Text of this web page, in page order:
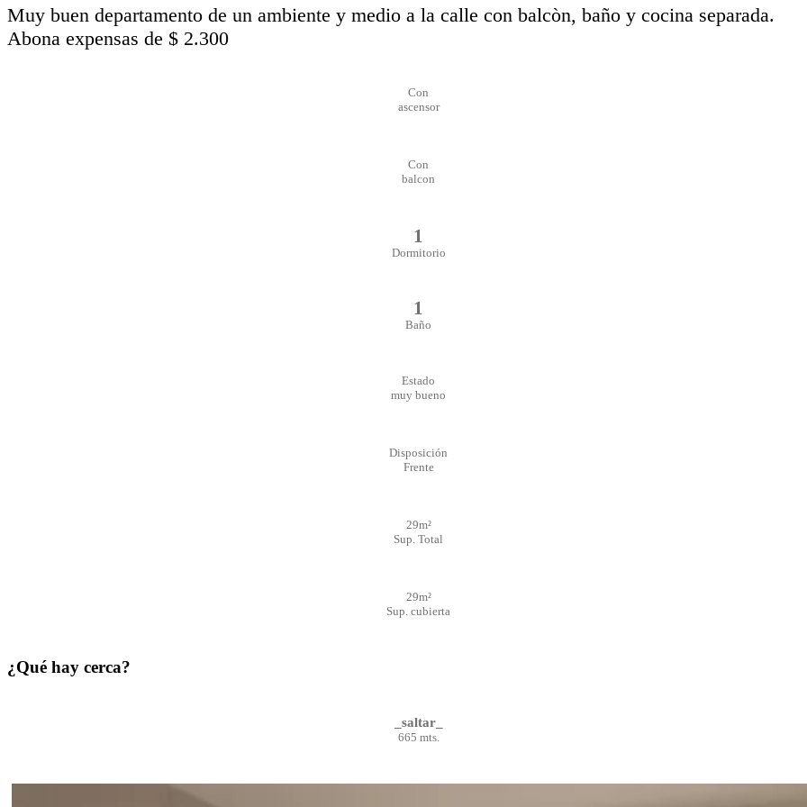
Muy buen departamento de un ambiente y medio a la calle con balcòn, baño y cocina separada.
Abona expensas de $ 2.300
Con
ascensor
Con
balcon
1
Dormitorio
1
Baño
Estado
muy bueno
Disposición
Frente
29m²
Sup. Total
29m²
Sup. cubierta
¿Qué hay cerca?
_saltar_
665 mts.